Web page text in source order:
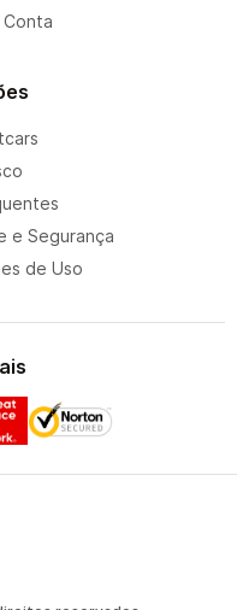
Conta
e Segurança
de Uso